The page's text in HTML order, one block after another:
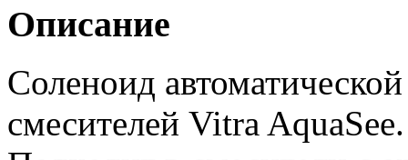
Описание
Соленоид
смесителей Vitra AquaSee.